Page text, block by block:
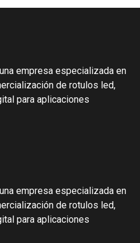
empresa especializada en
de rotulos led,
para aplicaciones
empresa especializada en
de rotulos led,
para aplicaciones